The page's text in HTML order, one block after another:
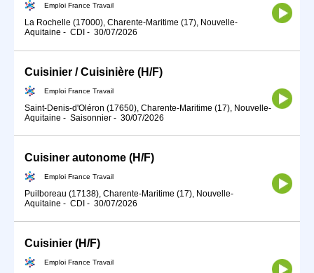
Emploi France Travail
La Rochelle (17000), Charente-Maritime (17), Nouvelle-
Aquitaine - CDI - 30/07/2026
Cuisinier / Cuisinière (H/F)
Emploi France Travail
Saint-Denis-d'Oléron (17650), Charente-Maritime (17), Nouvelle-
Aquitaine - Saisonnier - 30/07/2026
Cuisiner autonome (H/F)
Emploi France Travail
Puilboreau (17138), Charente-Maritime (17), Nouvelle-
Aquitaine - CDI - 30/07/2026
Cuisinier (H/F)
Emploi France Travail